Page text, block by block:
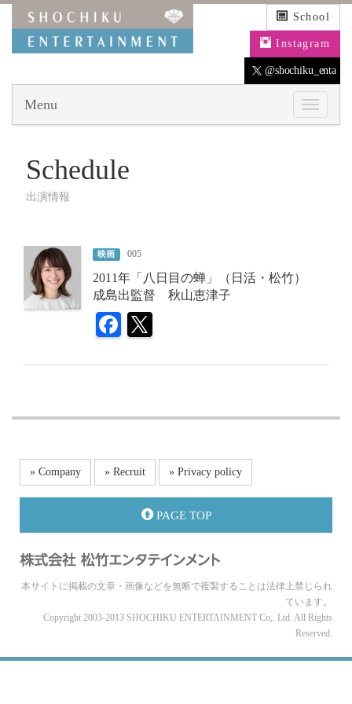
School
Instagram
@shochiku_enta
Menu
Schedule
出演情報
映画 005
2011年「八日目の蝉」（日活・松竹）
成島出監督 秋山恵津子
» Company » Recruit » Privacy policy
PAGE TOP
本サイトに掲載の文章・画像などを無断で複製することは法律上禁じられ
ています。
Copyright 2003-2013 SHOCHIKU ENTERTAINMENT Co,. Ltd. All Rights
Reserved.